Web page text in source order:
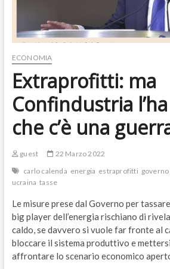
ECONOMIA
Extraprofitti: ma
Confindustria
che c’è una
guest
22 Marzo 2022
carlo calenda energia estraprofitti governo
ucraina tasse
Le misure prese dal Governo per
big player dell’energia rischiano di
caldo, se davvero si vuole far fronte al
bloccare il sistema produttivo e
affrontare lo scenario economico